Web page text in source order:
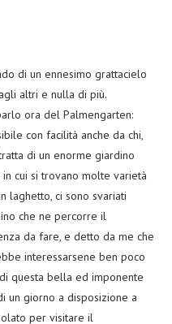
di un ennesimo grattacielo
altri e nulla di più.
ora del Palmengarten:
con facilità anche da chi,
di un enorme giardino
cui si trovano molte varietà
laghetto, ci sono svariati
che ne percorre il
da fare, e detto da me che
interessarsene ben poco
questa bella ed imponente
un giorno a disposizione a
per visitare il